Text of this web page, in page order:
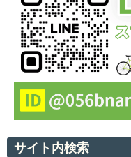
サイト内検索